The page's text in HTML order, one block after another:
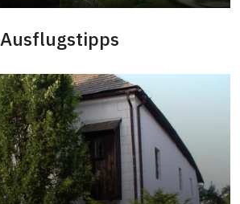
Ausflugstipps